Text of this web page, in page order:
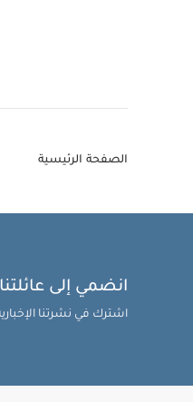
الصفحة الرئيسية
انضمي إلى عائلتنا
اشترك في نشرتنا